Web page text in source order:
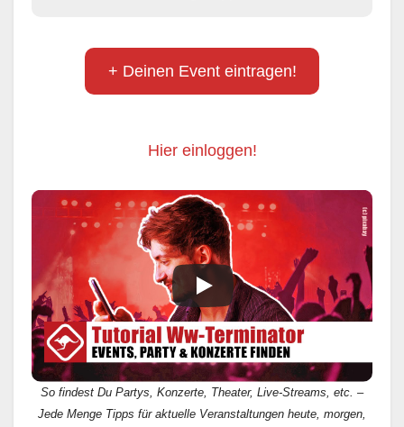
+ Deinen Event eintragen!
Hier einloggen!
So findest Du Partys, Konzerte, Theater, Live-Streams, etc. –
Jede Menge Tipps für aktuelle Veranstaltungen heute, morgen,